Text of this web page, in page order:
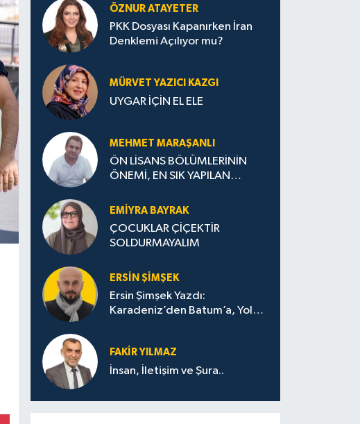
ÖZNUR ATAYETER
PKK Dosyası Kapanırken İran
Denklemi Açılıyor mu?
MÜRVET YAZICI KAZGI
UYGAR İÇİN EL ELE
MEHMET MARAŞANLI
ÖN LİSANS BÖLÜMLERİNİN
ÖNEMİ, EN SIK YAPILAN
STRATEJİLERİ
EMIYRA BAYRAK
ÇOCUKLAR ÇİÇEKTİR
SOLDURMAYALIM
ERSIN ŞIMŞEK
Ersin Şimşek Yazdı:
Karadeniz’den Batum’a, Yolun
FAKIR YILMAZ
İnsan, İletişim ve Şura..